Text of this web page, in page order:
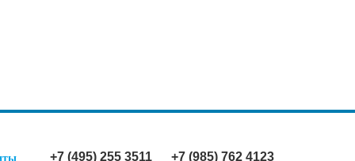
+7 (495) 255 3511 +7 (985) 762 4123